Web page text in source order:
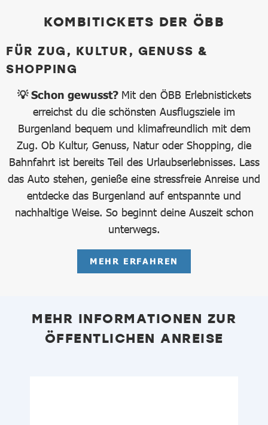
KOMBITICKETS DER ÖBB
FÜR ZUG, KULTUR, GENUSS &
SHOPPING
💡 Schon gewusst? Mit den ÖBB Erlebnistickets
erreichst du die schönsten Ausflugsziele im
Burgenland bequem und klimafreundlich mit dem
Zug. Ob Kultur, Genuss, Natur oder Shopping, die
Bahnfahrt ist bereits Teil des Urlaubserlebnisses. Lass
das Auto stehen, genieße eine stressfreie Anreise und
entdecke das Burgenland auf entspannte und
nachhaltige Weise. So beginnt deine Auszeit schon
unterwegs.
MEHR ERFAHREN
MEHR INFORMATIONEN ZUR
ÖFFENTLICHEN ANREISE